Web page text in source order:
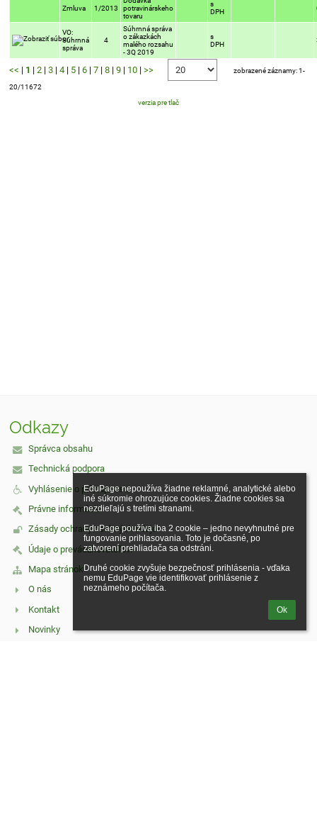
EduPage nepoužíva žiadne reklamné, analytické alebo
iné súkromie ohrozujúce cookies. Žiadne cookies sa
nezdieľajú s tretími stranami.
EduPage používa iba 2 cookie – jedno nevyhnutné pre
fungovanie prihlasovania. Toto je dočasné, po
zatvorení prehliadača sa odstráni.
Druhé cookie zvyšuje bezpečnosť prihlásenia - vďaka
nemu EduPage vie identifikovať prihlásenie z
neznámeho počítača.
Ok
Zmluva 1/2013
potravinárskeho
tovaru
s
DPH
VO:
Súhrnná
správa
4
Súhrnná správa
o zákazkách
malého rozsahu
- 3Q 2019
s
DPH
<< | 1 |2 |3 |4 | 5 |6 |7 |8 |9 | 10 |>> zobrazené záznamy: 1-
20/11672
verzia pre tlač
Odkazy
Správca obsahu
Technická podpora
Vyhlásenie o prístupnosti
Právne informácie
Zásady ochrany osobných údajov
Údaje o prevádzkovateľovi
Mapa stránok
O nás
Kontakt
Novinky